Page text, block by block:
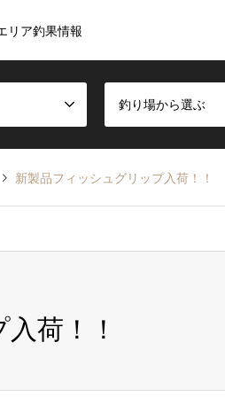
リア釣果情報
釣り場から選ぶ
新製品フィッシュグリップ入荷！！
荷！！